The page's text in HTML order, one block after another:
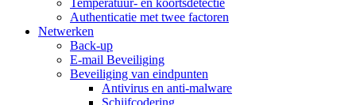
Temperatuur- en koortsdetectie
Authenticatie met twee factoren
Netwerken
Back-up
E-mail Beveiliging
Beveiliging van eindpunten
Antivirus en anti-malware